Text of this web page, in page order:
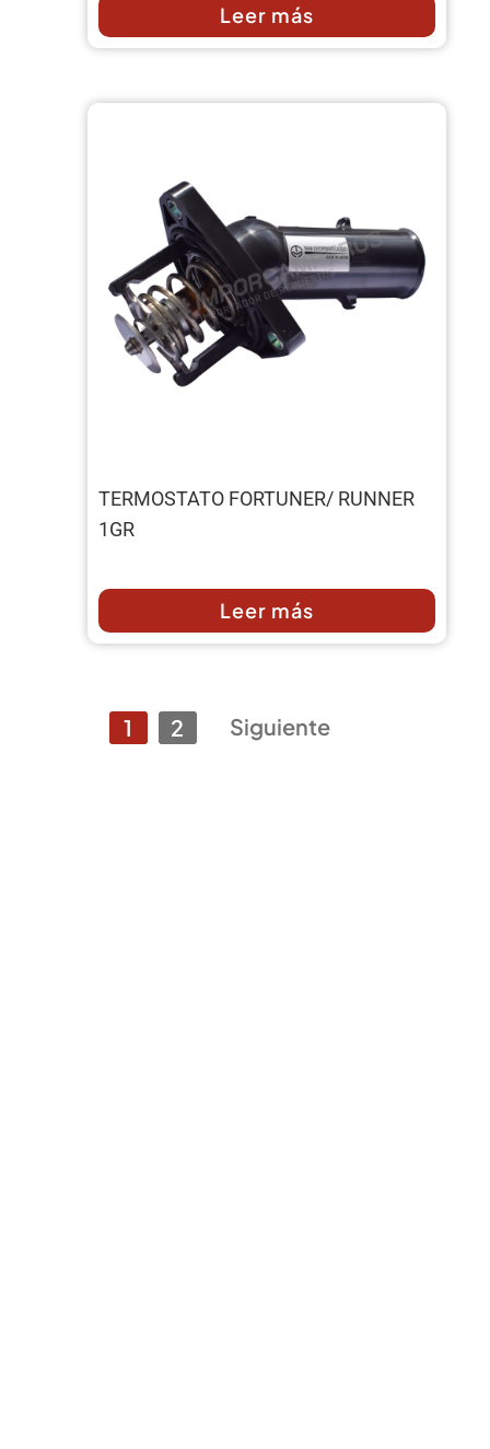
Leer más
TERMOSTATO FORTUNER/ RUNNER
1GR
Leer más
1 2 Siguiente